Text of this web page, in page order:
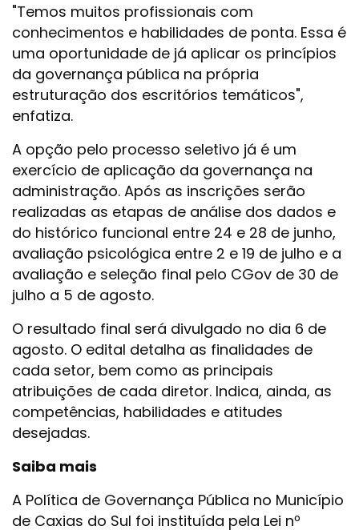
"Temos muitos profissionais com
conhecimentos e habilidades de ponta. Essa é
uma oportunidade de já aplicar os princípios
da governança pública na própria
estruturação dos escritórios temáticos",
enfatiza.
A opção pelo processo seletivo já é um
exercício de aplicação da governança na
administração. Após as inscrições serão
realizadas as etapas de análise dos dados e
do histórico funcional entre 24 e 28 de junho,
avaliação psicológica entre 2 e 19 de julho e a
avaliação e seleção final pelo CGov de 30 de
julho a 5 de agosto.
O resultado final será divulgado no dia 6 de
agosto. O edital detalha as finalidades de
cada setor, bem como as principais
atribuições de cada diretor. Indica, ainda, as
competências, habilidades e atitudes
desejadas.
Saiba mais
A Política de Governança Pública no Município
de Caxias do Sul foi instituída pela Lei nº